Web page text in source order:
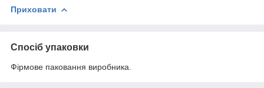
Приховати
Спосіб упаковки
Фірмове паковання виробника.